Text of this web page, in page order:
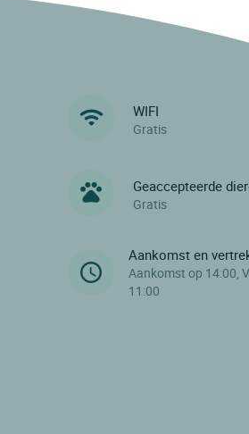
WIFI
Gratis
Geaccepteerde
Gratis
Aankomst en
Aankomst op 14:00,
11:00